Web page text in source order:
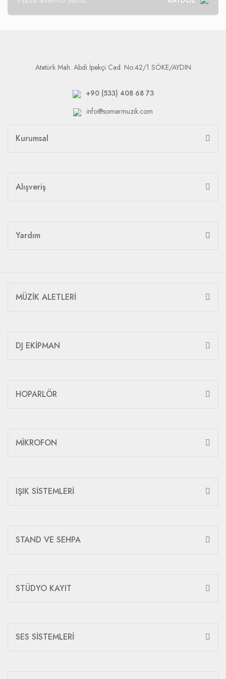
Atatürk Mah. Abdi İpekçi Cad. No:42/1 SÖKE/AYDIN
+90 (533) 408 68 73
info@somermuzik.com
Kurumsal
Alışveriş
Yardım
MÜZİK ALETLERİ
DJ EKİPMAN
HOPARLÖR
MİKROFON
IŞIK SİSTEMLERİ
STAND VE SEHPA
STÜDYO KAYIT
SES SİSTEMLERİ